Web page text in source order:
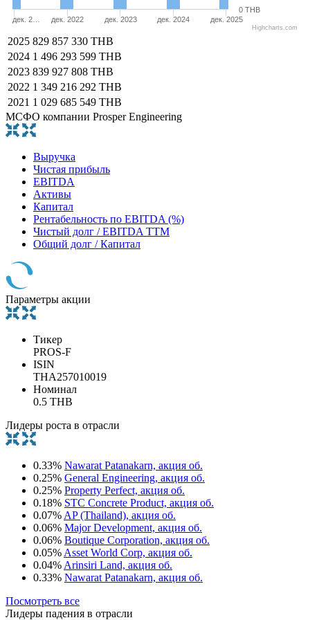
дек. 2… дек. 2022 дек. 2023 дек. 2024 дек. 2025
0 THB
Highcharts.com
2025 829 857 330 THB
2024 1 496 293 599 THB
2023 839 927 808 THB
2022 1 349 216 292 THB
2021 1 029 685 549 THB
МСФО компании Prosper Engineering
Выручка
Чистая прибыль
EBITDA
Активы
Капитал
Рентабельность по EBITDA (%)
Чистый долг / EBITDA TTM
Общий долг / Капитал
Параметры акции
Тикер
PROS-F
ISIN
THA257010019
Номинал
0.5 THB
Лидеры роста в отрасли
0.33% Nawarat Patanakarn, акция об.
0.25% General Engineering, акция об.
0.25% Property Perfect, акция об.
0.18% STC Concrete Product, акция об.
0.07% AP (Thailand), акция об.
0.06% Major Development, акция об.
0.06% Boutique Corporation, акция об.
0.05% Asset World Corp, акция об.
0.04% Arinsiri Land, акция об.
0.33% Nawarat Patanakarn, акция об.
Посмотреть все
Лидеры падения в отрасли